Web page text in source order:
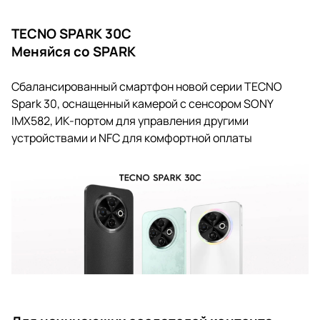
TECNO SPARK 30C
Меняйся со SPARK
Сбалансированный смартфон новой серии TECNO
Spark 30, оснащенный камерой с сенсором SONY
IMX582, ИК-портом для управления другими
устройствами и NFC для комфортной оплаты